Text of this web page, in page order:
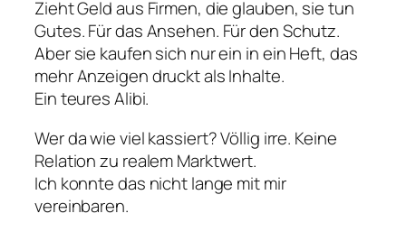
Zieht Geld aus Firmen, die glauben, sie tun
Gutes. Für das Ansehen. Für den Schutz.
Aber sie kaufen sich nur ein in ein Heft, das
mehr Anzeigen druckt als Inhalte.
Ein teures Alibi.
Wer da wie viel kassiert? Völlig irre. Keine
Relation zu realem Marktwert.
Ich konnte das nicht lange mit mir
vereinbaren.